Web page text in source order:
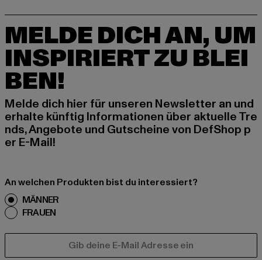
MELDE DICH AN, UM
INSPIRIERT ZU BLEI
BEN!
Melde dich hier für unseren Newsletter an und
erhalte künftig Informationen über aktuelle Tre
nds, Angebote und Gutscheine von DefShop p
er E-Mail!
An welchen Produkten bist du interessiert?
MÄNNER
FRAUEN